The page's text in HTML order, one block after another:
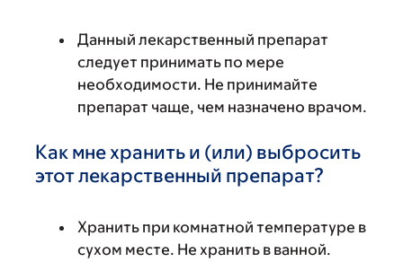
Данный лекарственный препарат
следует принимать по мере
необходимости. Не принимайте
препарат чаще, чем назначено врачом.
Как мне хранить и (или) выбросить
этот лекарственный препарат?
Хранить при комнатной температуре в
сухом месте. Не хранить в ванной.